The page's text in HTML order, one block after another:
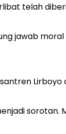
telah
jawab